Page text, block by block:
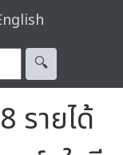
🔍︎
รายได้